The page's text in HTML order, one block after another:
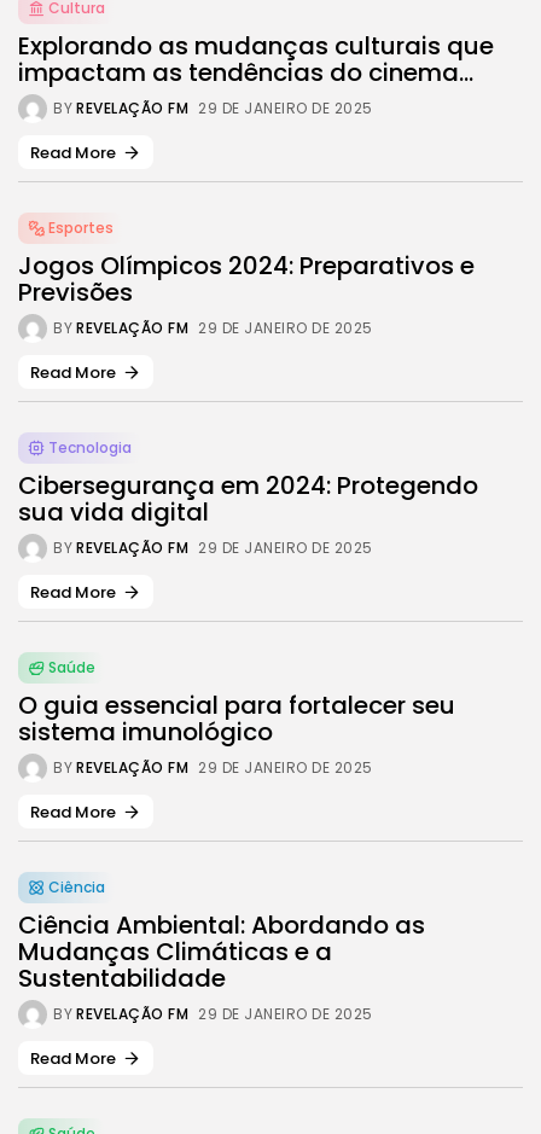
Cultura
Explorando as mudanças culturais que
impactam as tendências do cinema...
BYREVELAÇÃO FM 29 DE JANEIRO DE 2025
Read More
Esportes
Jogos Olímpicos 2024: Preparativos e
Previsões
BYREVELAÇÃO FM 29 DE JANEIRO DE 2025
Read More
Tecnologia
Cibersegurança em 2024: Protegendo
sua vida digital
BYREVELAÇÃO FM 29 DE JANEIRO DE 2025
Read More
Saúde
O guia essencial para fortalecer seu
sistema imunológico
BYREVELAÇÃO FM 29 DE JANEIRO DE 2025
Read More
Ciência
Ciência Ambiental: Abordando as
Mudanças Climáticas e a
Sustentabilidade
BYREVELAÇÃO FM 29 DE JANEIRO DE 2025
Read More